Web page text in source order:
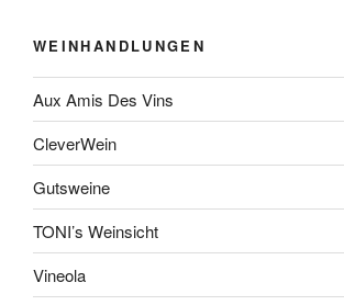
WEINHANDLUNGEN
Aux Amis Des Vins
CleverWein
Gutsweine
TONI’s Weinsicht
Vineola